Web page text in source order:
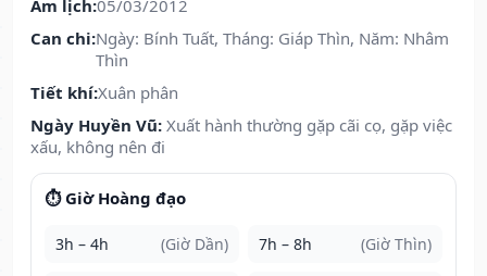
Âm lịch:05/03/2012
Can chi:Ngày: Bính Tuất, Tháng: Giáp Thìn, Năm: Nhâm
Thìn
Tiết khí:Xuân phân
Ngày Huyền Vũ: Xuất hành thường gặp cãi cọ, gặp việc
xấu, không nên đi
⏱️ Giờ Hoàng đạo
3h – 4h (Giờ Dần) 7h – 8h (Giờ Thìn)